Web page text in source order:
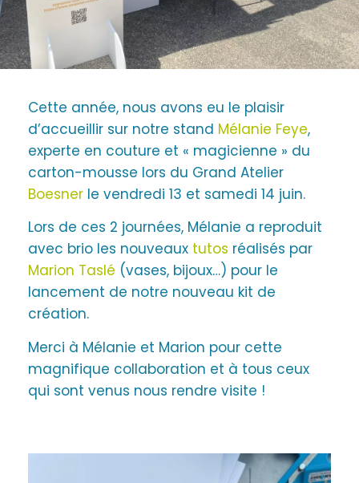
Cette année, nous avons eu le plaisir
d’accueillir sur notre stand Mélanie Feye,
experte en couture et « magicienne » du
carton-mousse lors du Grand Atelier
Boesner le vendredi 13 et samedi 14 juin.
Lors de ces 2 journées, Mélanie a reproduit
avec brio les nouveaux tutos réalisés par
Marion Taslé (vases, bijoux…) pour le
lancement de notre nouveau kit de
création.
Merci à Mélanie et Marion pour cette
magnifique collaboration et à tous ceux
qui sont venus nous rendre visite !